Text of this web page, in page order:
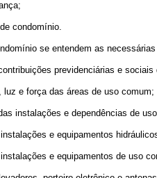
condomínio.
se entendem as
previdenciárias e
e força das áreas de uso comum;
instalações e dependências de
e equipamentos
e equipamentos de uso